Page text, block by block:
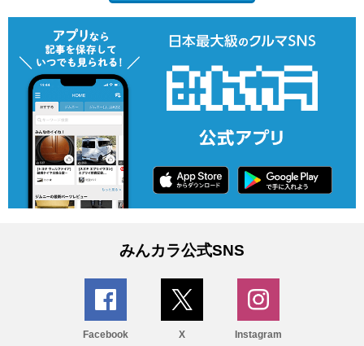
みんカラ公式SNS
Facebook X Instagram